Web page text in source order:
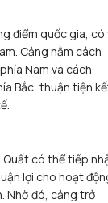
điểm quốc gia, có
Cảng nằm cách
Nam và cách
Bắc, thuận tiện
Quất có thể tiếp
lợi cho hoạt
Nhờ đó, cảng trở